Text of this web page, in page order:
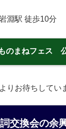
淵駅 徒歩10分
のまねフェス
りお待ちしてい
交換会の余